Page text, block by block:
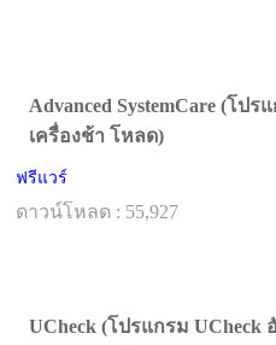
Advanced SystemCare (โป
เครื่องช้า โหลด)
ฟรีแวร์
ดาวน์โหลด : 55,927
UCheck (โปรแกรม UCheck